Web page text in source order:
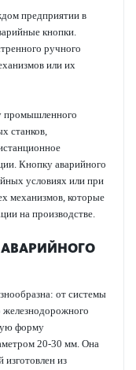
предприятии в
кнопки.
ручного
или их
промышленного
станков,
Кнопку аварийного
условиях или при
механизмов, которые
на производстве.
АВАРИЙНОГО
от системы
железнодорожного
форму
20-30 мм. Она
из